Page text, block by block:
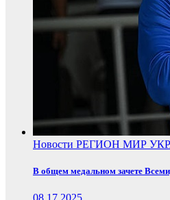
Новости РЕГИОН МИР
В общем медальном зачете
08.17.2025